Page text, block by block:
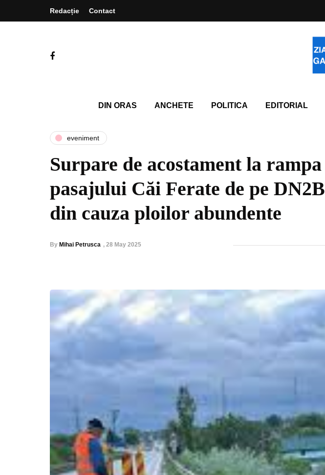
Redacție Contact
DIN ORAS ANCHETE POLITICA EDITORIAL
eveniment
Surpare de acostament la rampa
pasajului Căi Ferate de pe DN2B
din cauza ploilor abundente
By Mihai Petrusca , 28 May 2025